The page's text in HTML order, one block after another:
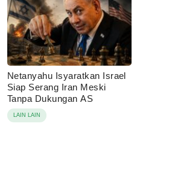
Netanyahu Isyaratkan Israel
Siap Serang Iran Meski
Tanpa Dukungan AS
LAIN LAIN